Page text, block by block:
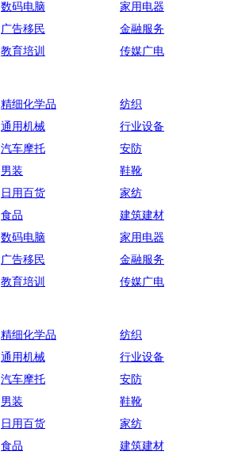
数码电脑 家用电器
广告移民 金融服务
教育培训 传媒广电
精细化学品 纺织
通用机械 行业设备
汽车摩托 安防
男装 鞋靴
日用百货 家纺
食品 建筑建材
数码电脑 家用电器
广告移民 金融服务
教育培训 传媒广电
精细化学品 纺织
通用机械 行业设备
汽车摩托 安防
男装 鞋靴
日用百货 家纺
食品 建筑建材